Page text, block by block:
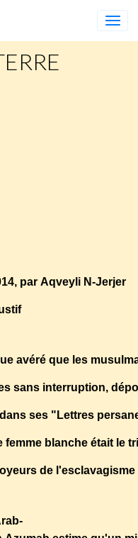
par Aqveyli N-Jerjer
avéré que les
sans interruption,
ses "Lettres
femme blanche était
de